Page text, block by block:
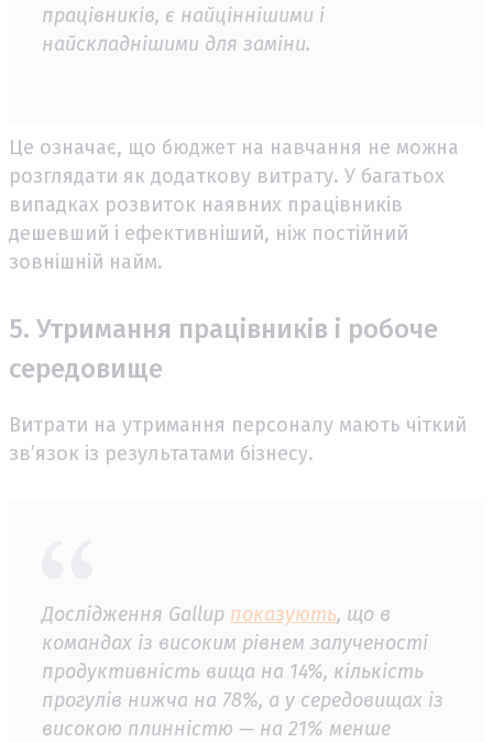
працівників, є найціннішими і
найскладнішими для заміни.
Це означає, що бюджет на навчання не можна
розглядати як додаткову витрату. У багатьох
випадках розвиток наявних працівників
дешевший і ефективніший, ніж постійний
зовнішній найм.
5. Утримання працівників і робоче
середовище
Витрати на утримання персоналу мають чіткий
зв’язок із результатами бізнесу.
Дослідження Gallup показують, що в
командах із високим рівнем залученості
продуктивність вища на 14%, кількість
прогулів нижча на 78%, а у середовищах із
високою плинністю — на 21% менше